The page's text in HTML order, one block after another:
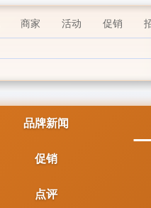
商家 活动 促销
品牌新闻
促销
点评